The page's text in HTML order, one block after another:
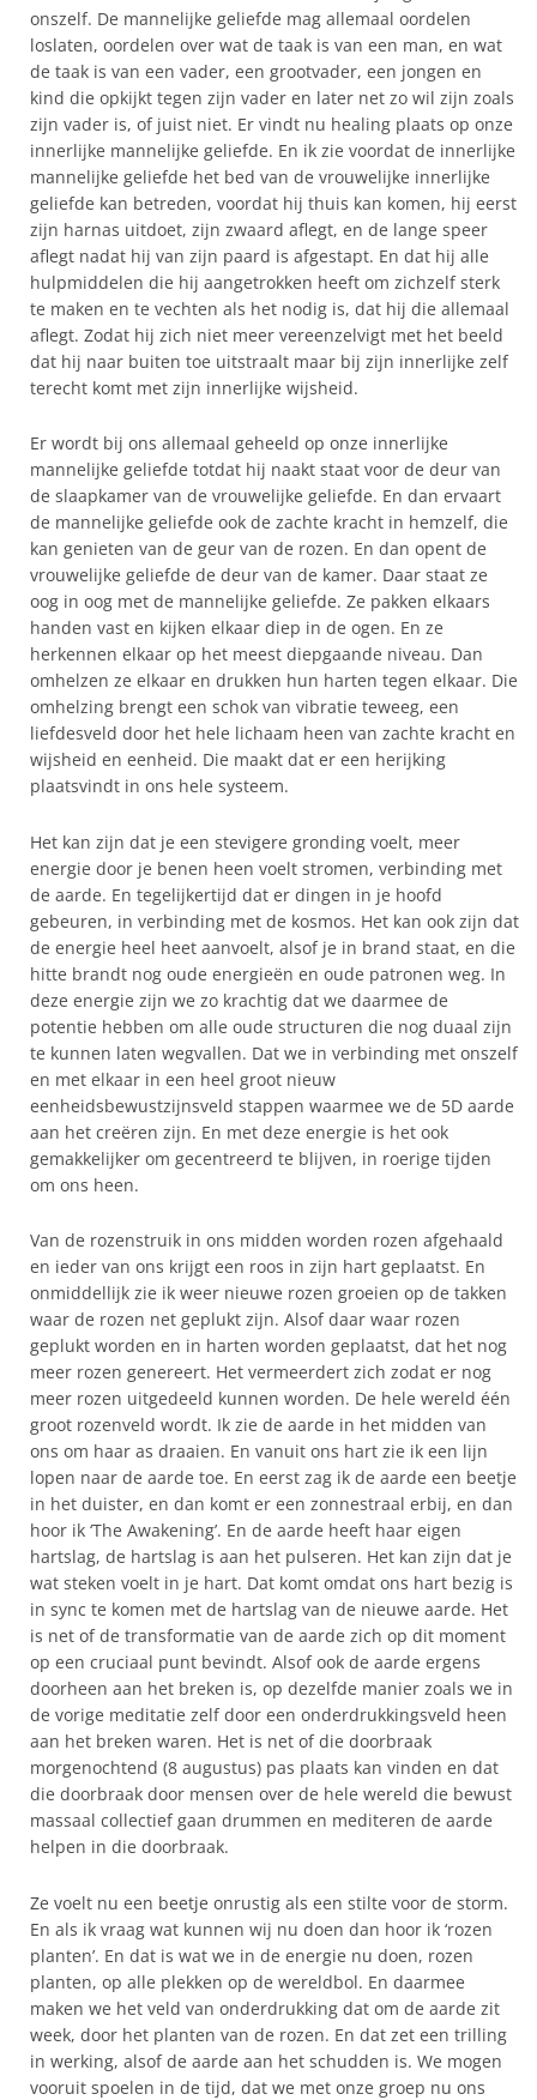
onszelf. De mannelijke geliefde mag allemaal oordelen
loslaten, oordelen over wat de taak is van een man, en wat
de taak is van een vader, een grootvader, een jongen en
kind die opkijkt tegen zijn vader en later net zo wil zijn zoals
zijn vader is, of juist niet. Er vindt nu healing plaats op onze
innerlijke mannelijke geliefde. En ik zie voordat de innerlijke
mannelijke geliefde het bed van de vrouwelijke innerlijke
geliefde kan betreden, voordat hij thuis kan komen, hij eerst
zijn harnas uitdoet, zijn zwaard aflegt, en de lange speer
aflegt nadat hij van zijn paard is afgestapt. En dat hij alle
hulpmiddelen die hij aangetrokken heeft om zichzelf sterk
te maken en te vechten als het nodig is, dat hij die allemaal
aflegt. Zodat hij zich niet meer vereenzelvigt met het beeld
dat hij naar buiten toe uitstraalt maar bij zijn innerlijke zelf
terecht komt met zijn innerlijke wijsheid.
Er wordt bij ons allemaal geheeld op onze innerlijke
mannelijke geliefde totdat hij naakt staat voor de deur van
de slaapkamer van de vrouwelijke geliefde. En dan ervaart
de mannelijke geliefde ook de zachte kracht in hemzelf, die
kan genieten van de geur van de rozen. En dan opent de
vrouwelijke geliefde de deur van de kamer. Daar staat ze
oog in oog met de mannelijke geliefde. Ze pakken elkaars
handen vast en kijken elkaar diep in de ogen. En ze
herkennen elkaar op het meest diepgaande niveau. Dan
omhelzen ze elkaar en drukken hun harten tegen elkaar. Die
omhelzing brengt een schok van vibratie teweeg, een
liefdesveld door het hele lichaam heen van zachte kracht en
wijsheid en eenheid. Die maakt dat er een herijking
plaatsvindt in ons hele systeem.
Het kan zijn dat je een stevigere gronding voelt, meer
energie door je benen heen voelt stromen, verbinding met
de aarde. En tegelijkertijd dat er dingen in je hoofd
gebeuren, in verbinding met de kosmos. Het kan ook zijn dat
de energie heel heet aanvoelt, alsof je in brand staat, en die
hitte brandt nog oude energieën en oude patronen weg. In
deze energie zijn we zo krachtig dat we daarmee de
potentie hebben om alle oude structuren die nog duaal zijn
te kunnen laten wegvallen. Dat we in verbinding met onszelf
en met elkaar in een heel groot nieuw
eenheidsbewustzijnsveld stappen waarmee we de 5D aarde
aan het creëren zijn. En met deze energie is het ook
gemakkelijker om gecentreerd te blijven, in roerige tijden
om ons heen.
Van de rozenstruik in ons midden worden rozen afgehaald
en ieder van ons krijgt een roos in zijn hart geplaatst. En
onmiddellijk zie ik weer nieuwe rozen groeien op de takken
waar de rozen net geplukt zijn. Alsof daar waar rozen
geplukt worden en in harten worden geplaatst, dat het nog
meer rozen genereert. Het vermeerdert zich zodat er nog
meer rozen uitgedeeld kunnen worden. De hele wereld één
groot rozenveld wordt. Ik zie de aarde in het midden van
ons om haar as draaien. En vanuit ons hart zie ik een lijn
lopen naar de aarde toe. En eerst zag ik de aarde een beetje
in het duister, en dan komt er een zonnestraal erbij, en dan
hoor ik ‘The Awakening’. En de aarde heeft haar eigen
hartslag, de hartslag is aan het pulseren. Het kan zijn dat je
wat steken voelt in je hart. Dat komt omdat ons hart bezig is
in sync te komen met de hartslag van de nieuwe aarde. Het
is net of de transformatie van de aarde zich op dit moment
op een cruciaal punt bevindt. Alsof ook de aarde ergens
doorheen aan het breken is, op dezelfde manier zoals we in
de vorige meditatie zelf door een onderdrukkingsveld heen
aan het breken waren. Het is net of die doorbraak
morgenochtend (8 augustus) pas plaats kan vinden en dat
die doorbraak door mensen over de hele wereld die bewust
massaal collectief gaan drummen en mediteren de aarde
helpen in die doorbraak.
Ze voelt nu een beetje onrustig als een stilte voor de storm.
En als ik vraag wat kunnen wij nu doen dan hoor ik ‘rozen
planten’. En dat is wat we in de energie nu doen, rozen
planten, op alle plekken op de wereldbol. En daarmee
maken we het veld van onderdrukking dat om de aarde zit
week, door het planten van de rozen. En dat zet een trilling
in werking, alsof de aarde aan het schudden is. We mogen
vooruit spoelen in de tijd, dat we met onze groep nu ons